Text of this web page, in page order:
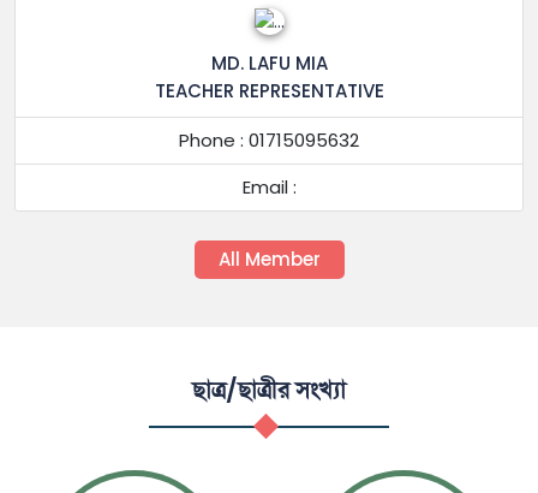
MD. LAFU MIA
TEACHER REPRESENTATIVE
Phone : 01715095632
Email :
All Member
ছাত্র/ছাত্রীর সংখ্যা